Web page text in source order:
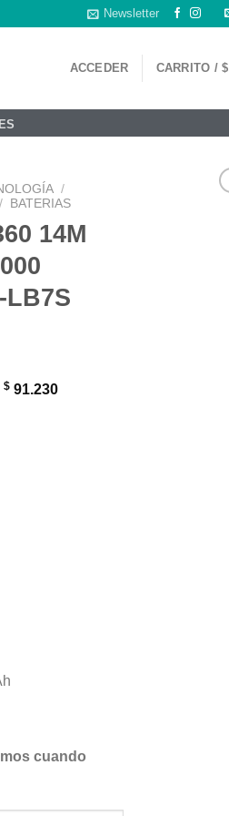
Newsletter
ACCEDER CARRITO /$
/
/
BATERIAS
14M
LB7S
$ 91.230
cuando